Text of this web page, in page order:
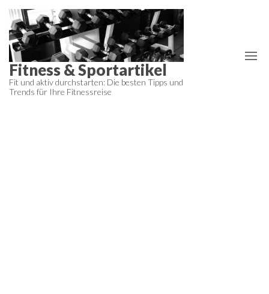
Zum
Inhalt
springen
Fitness & Sportartikel
Fit und aktiv durchstarten: Die besten Tipps und
Trends für Ihre Fitnessreise